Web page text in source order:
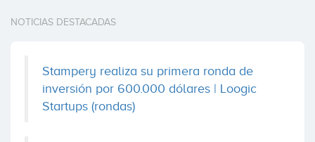
NOTICIAS DESTACADAS
Stampery realiza su primera ronda de
inversión por 600.000 dólares | Loogic
Startups (rondas)